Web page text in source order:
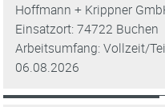
Hoffmann + Krippner
Einsatzort: 74722 Buchen
Arbeitsumfang: Vollzeit/
06.08.2026